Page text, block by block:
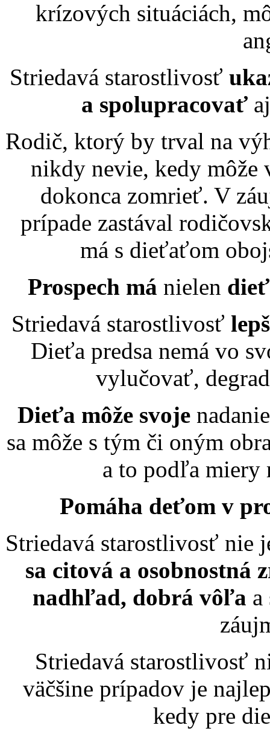
krízových situáciách,
Striedavá starostlivosť
a spolupracovať
Rodič, ktorý by trval na
nikdy nevie, kedy môže
dokonca zomrieť. V
prípade zastával
má s dieťaťom
Prospech má nielen
Striedavá starostlivosť
Dieťa predsa nemá vo
vylučovať,
Dieťa môže svoje
sa môže s tým či oným
a to podľa miery
Pomáha deťom v
Striedavá starostlivosť nie
sa citová a osobnostná
nadhľad, dobrá vôľa a
Striedavá starostlivosť
väčšine prípadov je
kedy pre